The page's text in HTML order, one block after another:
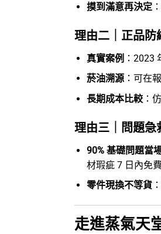
摸到滿意再決定
理由二｜正品防
真實案例 ：2023
菸油溯源：可在
長期成本比較：
理由三｜問題急
90% 基礎問題當
材瑕疵 7 日內免
零件現換不等貨
走進蒸氣天